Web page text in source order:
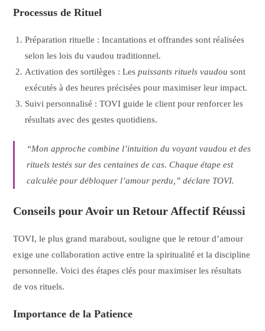
Processus de Rituel
Préparation rituelle : Incantations et offrandes sont réalisées
selon les lois du vaudou traditionnel.
Activation des sortilèges : Lespuissants rituels vaudou sont
exécutés à des heures précisées pour maximiser leur impact.
Suivi personnalisé : TOVI guide le client pour renforcer les
résultats avec des gestes quotidiens.
“Mon approche combine l’intuition duvoyant vaudou et des
rituels testés sur des centaines de cas. Chaque étape est
calculée pour débloquer l’amour perdu,” déclare TOVI.
Conseils pour Avoir un Retour Affectif Réussi
TOVI, le plus grand marabout, souligne que le retour d’amour
exige une collaboration active entre la spiritualité et la discipline
personnelle. Voici des étapes clés pour maximiser les résultats
de vos rituels.
Importance de la Patience